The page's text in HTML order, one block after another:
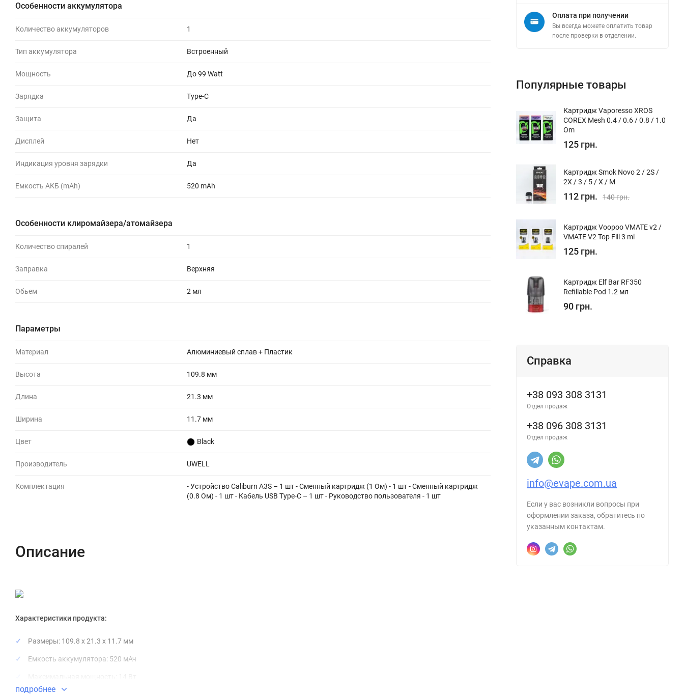
Особенности аккумулятора
Количество аккумуляторов 1
Тип аккумулятора Встроенный
Мощность До 99 Watt
Зарядка Type-C
Защита Да
Дисплей Нет
Индикация уровня зарядки Да
Емкость АКБ (mAh) 520 mAh
Особенности клиромайзера/атомайзера
Количество спиралей 1
Заправка Верхняя
Обьем 2 мл
Параметры
Материал Алюминиевый сплав + Пластик
Высота 109.8 мм
Длина 21.3 мм
Ширина 11.7 мм
Цвет Black
Производитель UWELL
Комплектация
- Устройство Caliburn A3S – 1 шт - Сменный картридж (1 Ом) - 1 шт - Сменный картридж
(0.8 Ом) - 1 шт - Кабель USB Type-C – 1 шт - Руководство пользователя - 1 шт
Описание
Характеристики продукта:
Размеры: 109.8 x 21.3 x 11.7 мм
Емкость аккумулятора: 520 мАч
подробнее
Оплата при получении
Вы всегда можете оплатить товар
после проверки в отделении.
Популярные товары
Картридж Vaporesso XROS
COREX Mesh 0.4 / 0.6 / 0.8 / 1.0
Om
125 грн.
Картридж Smok Novo 2 / 2S /
2X / 3 / 5 / Х / M
112 грн. 140 грн.
Картридж Voopoo VMATE v2 /
VMATE V2 Top Fill 3 ml
125 грн.
Картридж Elf Bar RF350
Refillable Pod 1.2 мл
90 грн.
Справка
+38 093 308 3131
Отдел продаж
+38 096 308 3131
Отдел продаж
info@evape.com.ua
Если у вас возникли вопросы при
оформлении заказа, обратитесь по
указанным контактам.